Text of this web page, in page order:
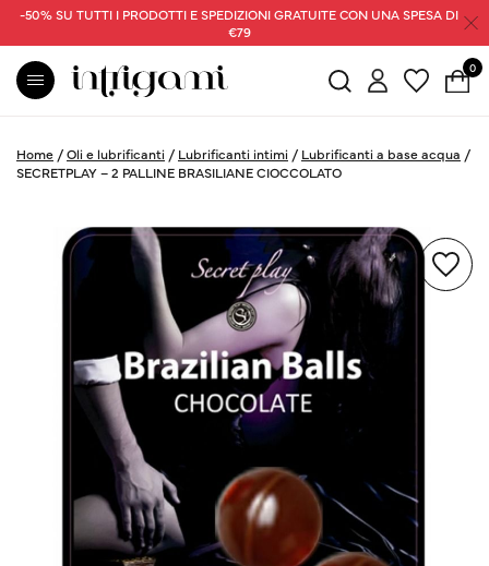
-50% SU TUTTI I PRODOTTI E SPEDIZIONI GRATUITE CON UNA SPESA DI
€79
0
Home /Oli e lubrificanti / Lubrificanti intimi / Lubrificanti a base acqua /
SECRETPLAY – 2 PALLINE BRASILIANE CIOCCOLATO